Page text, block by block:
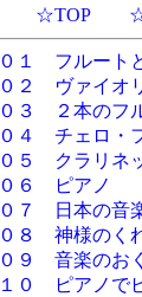
☆TOP
０１ フルート
０２ ヴァイオ
０３ ２本のフ
０４ チェロ・
０５ クラリネ
０６ ピアノ
０７ 日本の音
０８ 神様のく
０９ 音楽のお
１０ ピアノで